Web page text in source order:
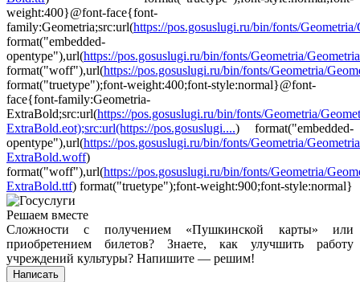
weight:400}@font-face{font-
family:Geometria;src:url(https://pos.gosuslugi.ru/bin/fonts/
format("embedded-
opentype"),url(https://pos.gosuslugi.ru/bin/fonts/Geometria/
format("woff"),url(https://pos.gosuslugi.ru/bin/fonts/Geometria/
format("truetype");font-weight:400;font-style:normal}@font-
face{font-family:Geometria-
ExtraBold;src:url(https://pos.gosuslugi.ru/bin/fonts/Geometria/
ExtraBold.eot);src:url(https://pos.gosuslugi....) format("embedded-
opentype"),url(https://pos.gosuslugi.ru/bin/fonts/Geometria/
ExtraBold.woff)
format("woff"),url(https://pos.gosuslugi.ru/bin/fonts/Geometria/
ExtraBold.ttf) format("truetype");font-weight:900;font-style:normal}
Решаем вместе
Сложности с получением «Пушкинской карты» или
приобретением билетов? Знаете, как улучшить работу
учреждений культуры? Напишите — решим!
Написать